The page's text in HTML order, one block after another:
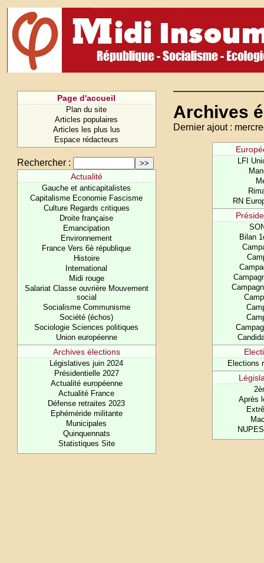
Page d'accueil
Plan du site
Articles populaires
Articles les plus lus
Espace rédacteurs
Rechercher :
Actualité
Gauche et anticapitalistes
Capitalisme Economie Fascisme
Culture Regards critiques
Droite française
Emancipation
Environnement
France Vers 6è république
Histoire
International
Midi rouge
Salariat Classe ouvrière Mouvement
social
Socialisme Communisme
Société (échos)
Sociologie Sciences politiques
Union européenne
Archives élections
Législatives juin 2024
Présidentielle 2027
Actualité européenne
Actualité France
Défense retraites 2023
Ephéméride militante
Municipales
Quinquennats
Statistiques Site
Archives
Dernier ajout :
LFI
RN
Bilan
Elections
Après